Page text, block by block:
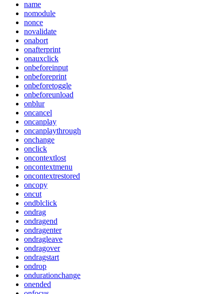
name
nomodule
nonce
novalidate
onabort
onafterprint
onauxclick
onbeforeinput
onbeforeprint
onbeforetoggle
onbeforeunload
onblur
oncancel
oncanplay
oncanplaythrough
onchange
onclick
oncontextlost
oncontextmenu
oncontextrestored
oncopy
oncut
ondblclick
ondrag
ondragend
ondragenter
ondragleave
ondragover
ondragstart
ondrop
ondurationchange
onended